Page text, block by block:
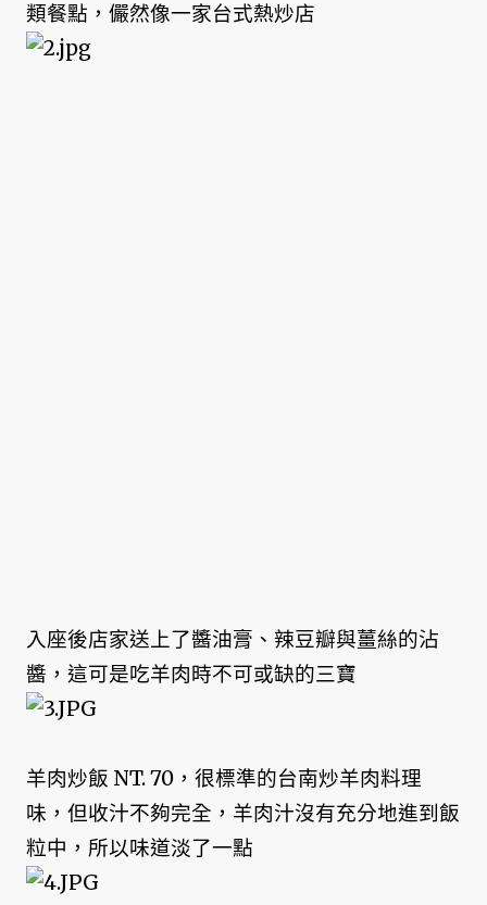
類餐點，儼然像一家台式熱炒店
入座後店家送上了醬油膏、辣豆瓣與薑絲的沾
醬，這可是吃羊肉時不可或缺的三寶
羊肉炒飯 NT. 70，很標準的台南炒羊肉料理
味，但收汁不夠完全，羊肉汁沒有充分地進到飯
粒中，所以味道淡了一點